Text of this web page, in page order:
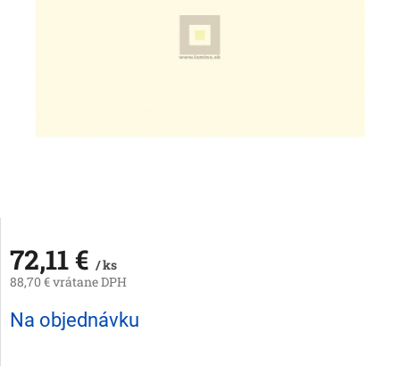
72,11 € / ks
88,70 € vrátane DPH
Jednotková
cena:
Na objednávku